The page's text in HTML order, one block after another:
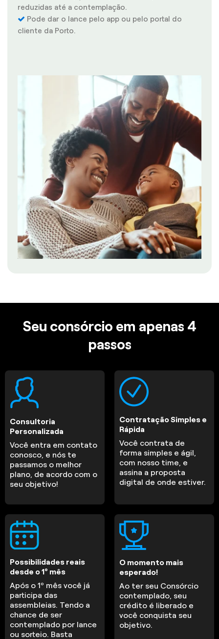
reduzidas até a contemplação.
Pode dar o lance pelo app ou pelo portal do
cliente da Porto.
Seu consórcio em apenas 4
passos
Consultoria
Personalizada
Você entra em contato
conosco, e nós te
passamos o melhor
plano, de acordo com o
seu objetivo!
Contratação Simples e
Rápida
Você contrata de
forma simples e ágil,
com nosso time, e
assina a proposta
digital de onde estiver.
Possibilidades reais
desde o 1º mês
Após o 1º mês você já
participa das
assembleias. Tendo a
chance de ser
contemplado por lance
ou sorteio. Basta
O momento mais
esperado!
Ao ter seu Consórcio
contemplado, seu
crédito é liberado e
você conquista seu
objetivo.